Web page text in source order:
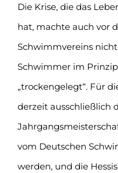
Die Krise, die das
hat, machte auch vor
Schwimmvereins
Schwimmer im
„trockengelegt“. Für
derzeit ausschließlich
vom Deutschen
werden, und die